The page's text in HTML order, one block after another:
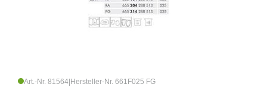
Art.-Nr. 81564 Hersteller-Nr. 661F025 FG